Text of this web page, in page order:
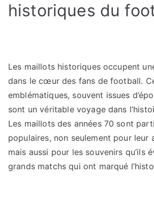
historiques du
Les maillots historiques occupent
dans le cœur des fans de football.
emblématiques, souvent issues
sont un véritable voyage dans
Les maillots des années 70 sont
populaires, non seulement pour leur
mais aussi pour les souvenirs qu’ils
grands matchs qui ont marqué